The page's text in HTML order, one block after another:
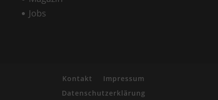
Jobs
Kontakt
Impressum
Datenschutzerklärung